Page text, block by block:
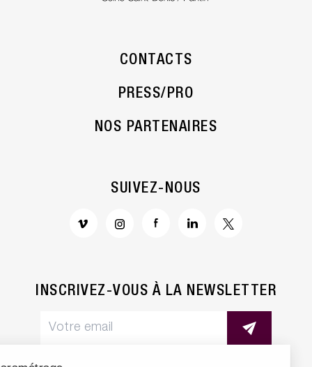
CONTACTS
PRESS/PRO
NOS PARTENAIRES
SUIVEZ-NOUS
INSCRIVEZ-VOUS À LA NEWSLETTER